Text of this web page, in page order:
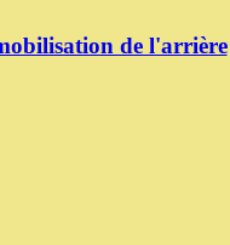
de l'arrière